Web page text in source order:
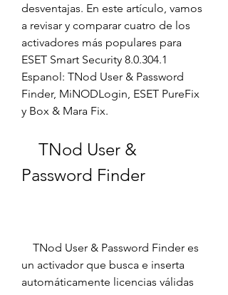
desventajas. En este artículo, vamos
a revisar y comparar cuatro de los
activadores más populares para
ESET Smart Security 8.0.304.1
Espanol: TNod User & Password
Finder, MiNODLogin, ESET PureFix
y Box & Mara Fix.
Password Finder
un activador que busca e inserta
automáticamente licencias válidas